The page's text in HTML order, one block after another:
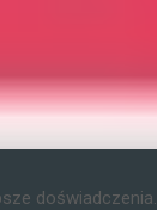
doświadczenia.